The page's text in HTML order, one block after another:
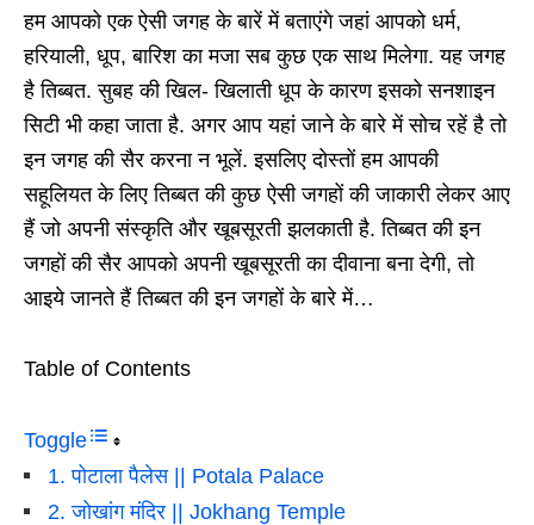
हम आपको एक ऐसी जगह के बारें में बताएंगे जहां आपको धर्म,
हरियाली, धूप, बारिश का मजा सब कुछ एक साथ मिलेगा. यह जगह
है तिब्बत. सुबह की खिल- खिलाती धूप के कारण इसको सनशाइन
सिटी भी कहा जाता है. अगर आप यहां जाने के बारे में सोच रहें है तो
इन जगह की सैर करना न भूलें. इसलिए दोस्तों हम आपकी
सहूलियत के लिए तिब्बत की कुछ ऐसी जगहों की जाकारी लेकर आए
हैं जो अपनी संस्कृति और खूबसूरती झलकाती है. तिब्बत की इन
जगहों की सैर आपको अपनी खूबसूरती का दीवाना बना देगी, तो
आइये जानते हैं तिब्बत की इन जगहों के बारे में…
Table of Contents
Toggle
1. पोटाला पैलेस || Potala Palace
2. जोखांग मंदिर || Jokhang Temple